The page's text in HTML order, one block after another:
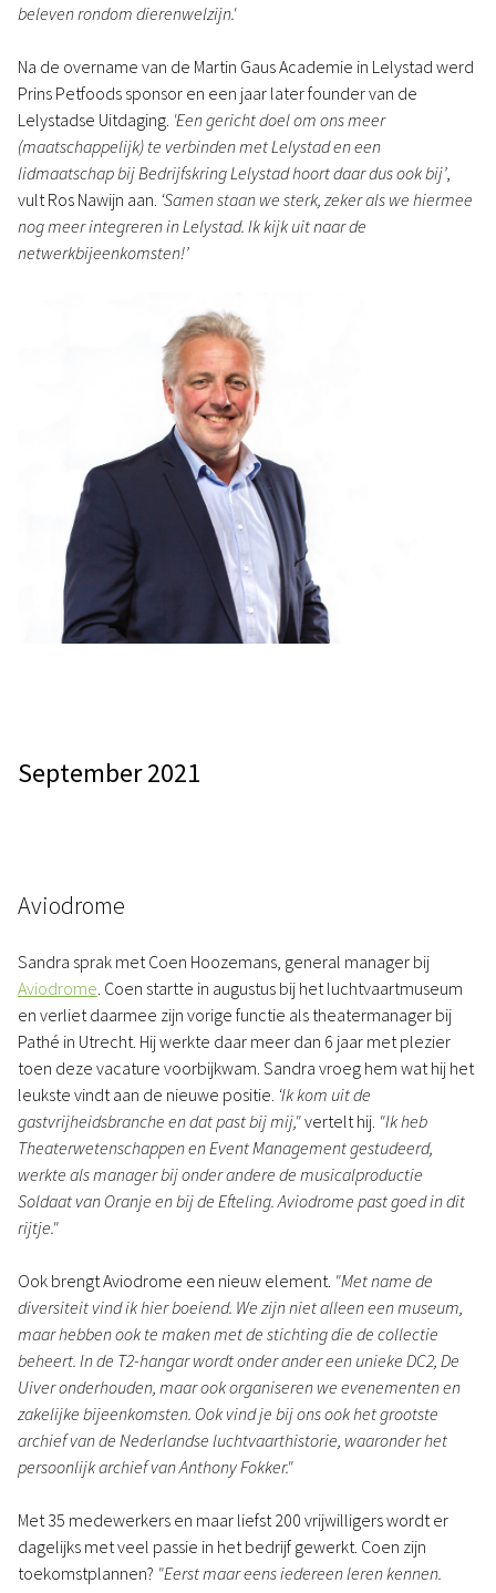
beleven rondom dierenwelzijn.'
Na de overname van de Martin Gaus Academie in Lelystad werd
Prins Petfoods sponsor en een jaar later founder van de
Lelystadse Uitdaging. 'Een gericht doel om ons meer
(maatschappelijk) te verbinden met Lelystad en een
lidmaatschap bij Bedrijfskring Lelystad hoort daar dus ook bij’,
vult Ros Nawijn aan. ‘Samen staan we sterk, zeker als we hiermee
nog meer integreren in Lelystad. Ik kijk uit naar de
netwerkbijeenkomsten!’
September 2021
Aviodrome
Sandra sprak met Coen Hoozemans, general manager bij
Aviodrome. Coen startte in augustus bij het luchtvaartmuseum
en verliet daarmee zijn vorige functie als theatermanager bij
Pathé in Utrecht. Hij werkte daar meer dan 6 jaar met plezier
toen deze vacature voorbijkwam. Sandra vroeg hem wat hij het
leukste vindt aan de nieuwe positie. ‘Ik kom uit de
gastvrijheidsbranche en dat past bij mij,"vertelt hij. "Ik heb
Theaterwetenschappen en Event Management gestudeerd,
werkte als manager bij onder andere de musicalproductie
Soldaat van Oranje en bij de Efteling. Aviodrome past goed in dit
rijtje."
Ook brengt Aviodrome een nieuw element. "Met name de
diversiteit vind ik hier boeiend. We zijn niet alleen een museum,
maar hebben ook te maken met de stichting die de collectie
beheert. In de T2-hangar wordt onder ander een unieke DC2, De
Uiver onderhouden, maar ook organiseren we evenementen en
zakelijke bijeenkomsten. Ook vind je bij ons ook het grootste
archief van de Nederlandse luchtvaarthistorie, waaronder het
persoonlijk archief van Anthony Fokker."
Met 35 medewerkers en maar liefst 200 vrijwilligers wordt er
dagelijks met veel passie in het bedrijf gewerkt. Coen zijn
toekomstplannen? "Eerst maar eens iedereen leren kennen.